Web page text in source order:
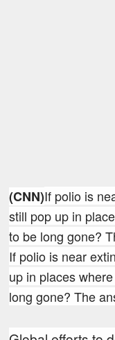
(CNN)If polio is
still pop up in
to be long gone?
If polio is near
up in places
long gone? The